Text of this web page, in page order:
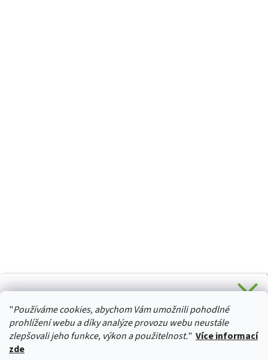
"Používáme cookies, abychom Vám umožnili pohodlné
prohlížení webu a díky analýze provozu webu neustále
zlepšovali jeho funkce, výkon a použitelnost." Více informací
zde
HURTTA-COLLECTION.CZ
Stačí se přihlásit k odběru novinek z našeho obchodu a je
Vaše :)